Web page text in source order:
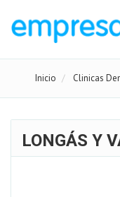
Inicio Clinicas
LONGÁS Y